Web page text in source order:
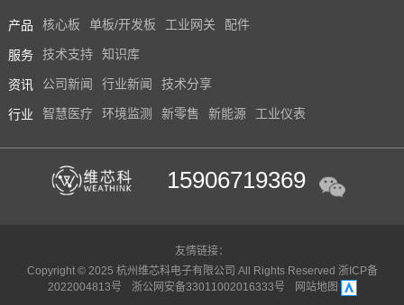
产品 核心板 单板/开发板 工业网关 配件
服务 技术支持 知识库
资讯 公司新闻 行业新闻 技术分享
行业 智慧医疗 环境监测 新零售 新能源 工业仪表
15906719369
友情链接：
Copyright © 2025 杭州维芯科电子有限公司 All Rights Reserved 浙ICP备
2022004813号
浙公网安备33011002016333号 网站地图